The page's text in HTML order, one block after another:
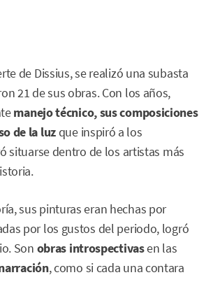
de Dissius, se realizó una subasta
21 de sus obras. Con los años,
manejo técnico, sus composiciones
de la luzque inspiró a los
situarse dentro de los artistas más
sus pinturas eran hechas por
por los gustos del periodo, logró
Son obras introspectivasen las
, como si cada una contara